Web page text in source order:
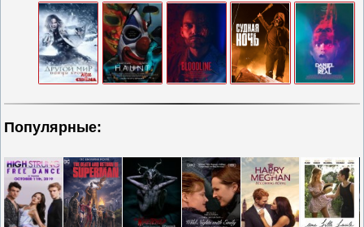
Популярные: